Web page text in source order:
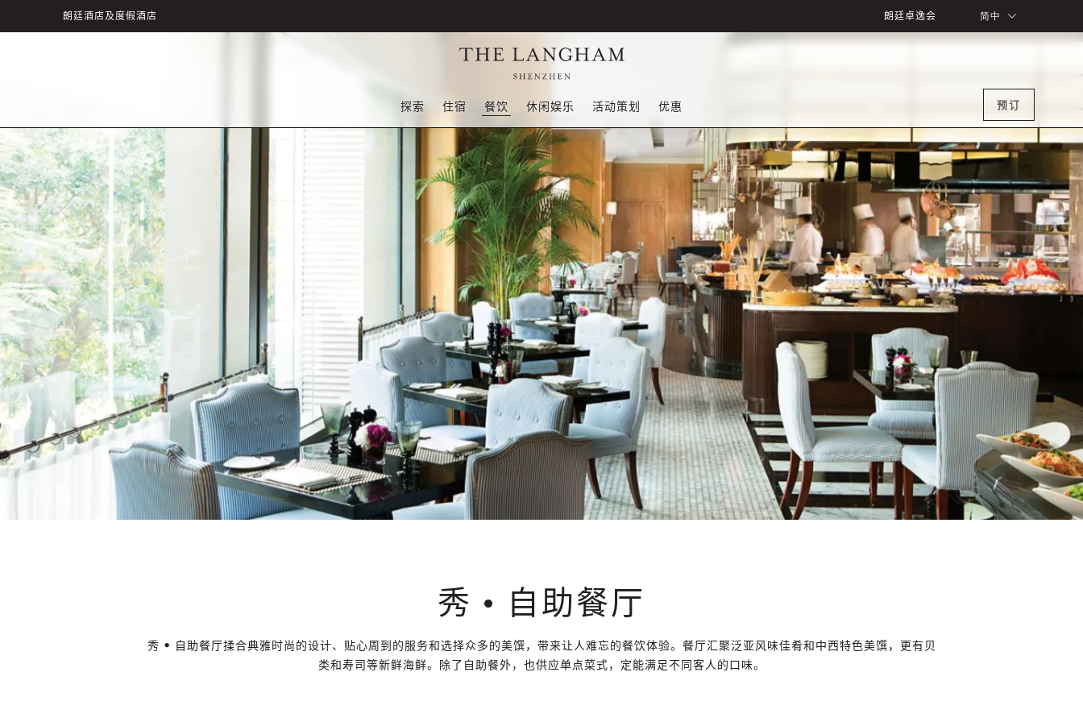
朗廷酒店及度假酒店 朗廷卓逸会 简中
探索 住宿 餐饮 休闲娱乐 活动策划 优惠 预订
秀 • 自助餐厅
秀 • 自助餐厅揉合典雅时尚的设计、贴心周到的服务和选择众多的美馔，带来让人难忘的餐饮体验。餐厅汇聚泛亚风味佳肴和中西特色美馔，更有贝
类和寿司等新鲜海鲜。除了自助餐外，也供应单点菜式，定能满足不同客人的口味。